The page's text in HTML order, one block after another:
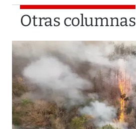
Otras columnas